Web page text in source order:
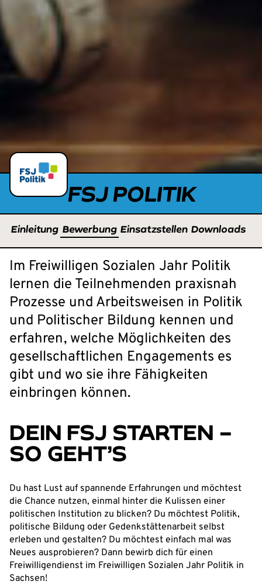
FSJ POLITIK
Einleitung Bewerbung Einsatzstellen Downloads
Im Freiwilligen Sozialen Jahr Politik
lernen die Teilnehmenden praxisnah
Prozesse und Arbeitsweisen in Politik
und Politischer Bildung kennen und
erfahren, welche Möglichkeiten des
gesellschaftlichen Engagements es
gibt und wo sie ihre Fähigkeiten
einbringen können.
DEIN FSJ STARTEN –
SO GEHT’S
Du hast Lust auf spannende Erfahrungen und möchtest
die Chance nutzen, einmal hinter die Kulissen einer
politischen Institution zu blicken? Du möchtest Politik,
politische Bildung oder Gedenkstättenarbeit selbst
erleben und gestalten? Du möchtest einfach mal was
Neues ausprobieren? Dann bewirb dich für einen
Freiwilligendienst im Freiwilligen Sozialen Jahr Politik in
Sachsen!